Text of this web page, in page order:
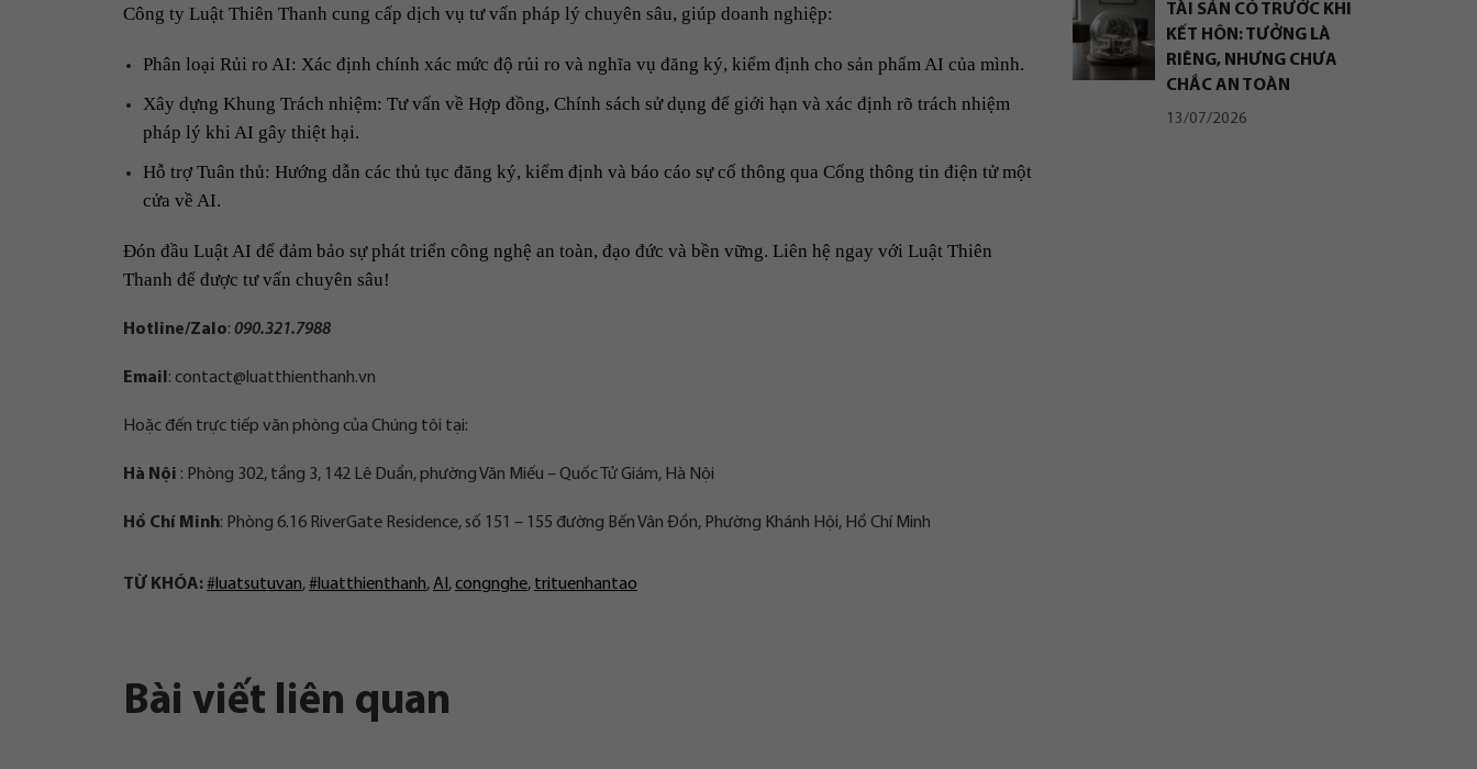
Công ty Luật Thiên Thanh cung cấp dịch vụ tư vấn pháp lý chuyên sâu, giúp doanh nghiệp:
Phân loại Rủi ro AI: Xác định chính xác mức độ rủi ro và nghĩa vụ đăng ký, kiểm định cho sản phẩm AI của mình.
Xây dựng Khung Trách nhiệm: Tư vấn về Hợp đồng, Chính sách sử dụng để giới hạn và xác định rõ trách nhiệm
pháp lý khi AI gây thiệt hại.
Hỗ trợ Tuân thủ: Hướng dẫn các thủ tục đăng ký, kiểm định và báo cáo sự cố thông qua Cổng thông tin điện tử một
cửa về AI.
Đón đầu Luật AI để đảm bảo sự phát triển công nghệ an toàn, đạo đức và bền vững. Liên hệ ngay với Luật Thiên
Thanh để được tư vấn chuyên sâu!
Hotline/Zalo: 090.321.7988
Email : contact@luatthienthanh.vn
Hoặc đến trực tiếp văn phòng của Chúng tôi tại:
Hà Nội : Phòng 302, tầng 3, 142 Lê Duẩn, phường Văn Miếu – Quốc Tử Giám, Hà Nội
Hồ Chí Minh: Phòng 6.16 RiverGate Residence, số 151 – 155 đường Bến Vân Đồn, Phường Khánh Hội, Hồ Chí Minh
TỪ KHÓA:#luatsutuvan,#luatthienthanh,AI ,congnghe, trituenhantao
Bài viết liên quan
TÀI SẢN CÓ TRƯỚC KHI
KẾT HÔN: TƯỞNG LÀ
RIÊNG, NHƯNG CHƯA
CHẮC AN TOÀN
13/07/2026